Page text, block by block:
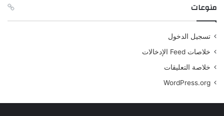
منوعات
تسجيل الدخول
خلاصات Feed الإدخالات
خلاصة التعليقات
WordPress.org